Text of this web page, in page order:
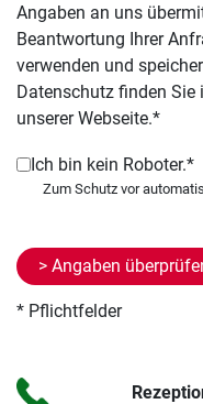
Angaben an uns
Beantwortung Ihrer
verwenden und
Datenschutz finden Sie
unserer Webseite.*
Ich bin kein Roboter.*
* Pflichtfelder